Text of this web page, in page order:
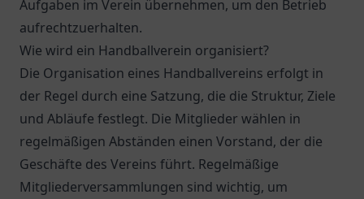
Aufgaben im Verein übernehmen, um den Betrieb
aufrechtzuerhalten.
Wie wird ein Handballverein organisiert?
Die Organisation eines Handballvereins erfolgt in
der Regel durch eine Satzung, die die Struktur, Ziele
und Abläufe festlegt. Die Mitglieder wählen in
regelmäßigen Abständen einen Vorstand, der die
Geschäfte des Vereins führt. Regelmäßige
Mitgliederversammlungen sind wichtig, um